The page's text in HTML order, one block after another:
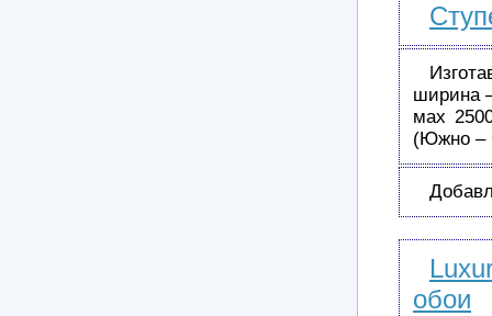
ширина
мах
(Южно –
обои